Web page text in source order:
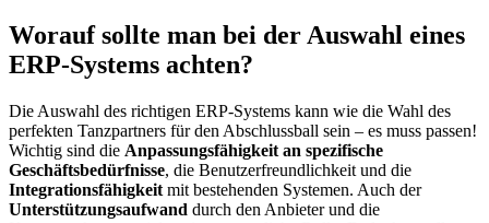
Worauf sollte man bei der Auswahl eines
ERP-Systems achten?
Die Auswahl des richtigen ERP-Systems kann wie die Wahl des
perfekten Tanzpartners für den Abschlussball sein – es muss passen!
Wichtig sind die Anpassungsfähigkeit an spezifische
Geschäftsbedürfnisse, die Benutzerfreundlichkeit und die
Integrationsfähigkeit mit bestehenden Systemen. Auch der
Unterstützungsaufwand durch den Anbieter und die